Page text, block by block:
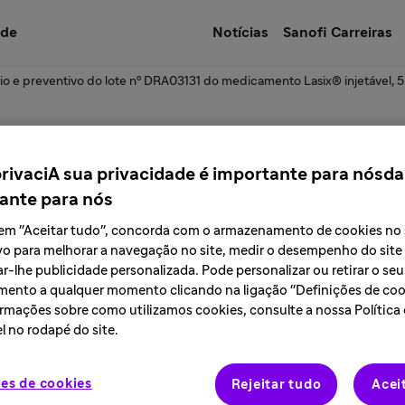
Notícias Sanofi Carreiras
e preventivo do lote nº DRA03131 do medicamento Lasix® injetável,
a
+ 0,03 mg
no Brasil
sua privacidade é importante para
para nós
"Aceitar tudo", concorda com o armazenamento de cookies no
para melhorar a navegação no site, medir o desempenho do site
lhe publicidade personalizada. Pode personalizar ou retirar o seu
a qualquer momento clicando na ligação "Definições de
sobre como utilizamos cookies, consulte a nossa Política
no rodapé do site.
de cookies Rejeitar tudo